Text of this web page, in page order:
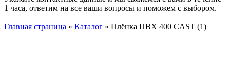
1 часа, ответим на все ваши вопросы и поможем с выбором.
Главная страница » Каталог » Плёнка ПВХ 400 CAST (1)